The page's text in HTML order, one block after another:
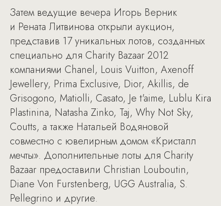
Затем ведущие вечера Игорь Верник
и Рената Литвинова открыли аукцион,
представив 17 уникальных лотов, созданных
специально для Charity Bazaar 2012
компаниями Chanel, Louis Vuitton, Axenoff
Jewellery, Prima Exclusive, Dior, Akillis, de
Grisogono, Matiolli, Casato, Je t'aime, Lublu Kira
Plastinina, Natasha Zinko, Taj, Why Not Sky,
Coutts, а также Натальей Водяновой
совместно с ювелирным домом «Кристалл
мечты». Дополнительные лоты для Charity
Bazaar предоставили Christian Louboutin,
Diane Von Furstenberg, UGG Australia, S.
Pellegrino и другие.